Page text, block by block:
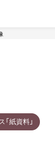
紙資料」